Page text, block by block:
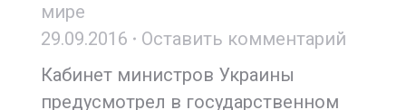
мире
29.09.2016
Оставить комментарий
Кабинет министров Украины
предусмотрел в государственном